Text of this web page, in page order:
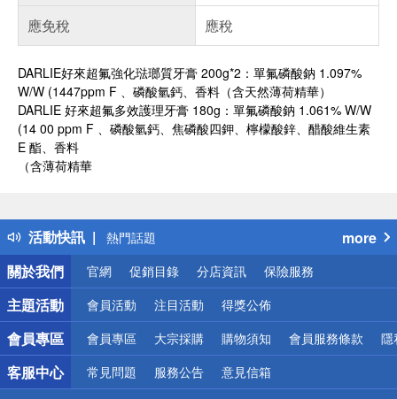
應免稅
應稅
DARLIE好來超氟強化琺瑯質牙膏 200g*2：單氟磷酸鈉 1.097%
W/W (1447ppm F 、磷酸氫鈣、香料（含天然薄荷精華）
DARLIE 好來超氟多效護理牙膏 180g：單氟磷酸鈉 1.061% W/W
(14 00 ppm F 、磷酸氫鈣、焦磷酸四鉀、檸檬酸鋅、醋酸維生素
E 酯、香料
（含薄荷精華
活動快訊
得獎公告
熱門話題
銀行優惠
偏遠地區配送
詐騙網頁！請小心！
more
關於我們
官網 促銷目錄 分店資訊 保險服務
主題活動 會員活動 注目活動 得獎公佈
會員專區 會員專區 大宗採購 購物須知 會員服務條款 隱
客服中心 常見問題 服務公告 意見信箱